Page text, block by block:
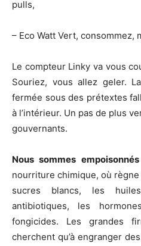
pulls,
– Eco Watt Vert, consommez,
Le compteur Linky va vous
Souriez, vous allez geler.
fermée sous des prétextes
à l’intérieur. Un pas de plus
gouvernants.
Nous sommes empoisonnés
nourriture chimique, où
sucres blancs, les
antibiotiques, les
fongicides. Les grandes
cherchent qu’à engranger